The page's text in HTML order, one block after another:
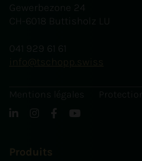
Gewerbezone 24
CH-6018 Buttisholz LU
041 929 61 61
info
tschopp.swiss
Mentions légales
Produits